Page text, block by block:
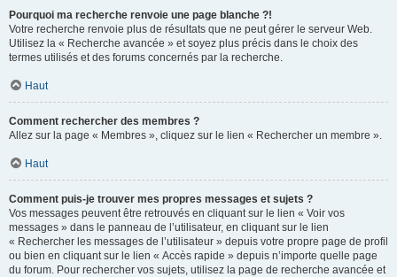
Pourquoi ma recherche renvoie une page blanche ?!
Votre recherche renvoie plus de résultats que ne peut gérer le serveur Web.
Utilisez la « Recherche avancée » et soyez plus précis dans le choix des
termes utilisés et des forums concernés par la recherche.
Haut
Comment rechercher des membres ?
Allez sur la page « Membres », cliquez sur le lien « Rechercher un membre ».
Haut
Comment puis-je trouver mes propres messages et sujets ?
Vos messages peuvent être retrouvés en cliquant sur le lien « Voir vos
messages » dans le panneau de l’utilisateur, en cliquant sur le lien
« Rechercher les messages de l’utilisateur » depuis votre propre page de profil
ou bien en cliquant sur le lien « Accès rapide » depuis n’importe quelle page
du forum. Pour rechercher vos sujets, utilisez la page de recherche avancée et